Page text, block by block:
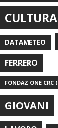
CULTURA
DATAMETEO
FERRERO
FONDAZIONE CRC
GIOVANI